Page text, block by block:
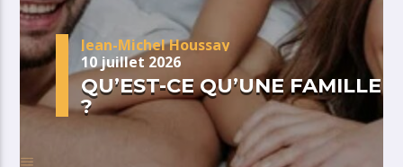
Jean-Michel Houssay
10 juillet 2026
QU’EST-CE QU’UNE FAMILLE
?